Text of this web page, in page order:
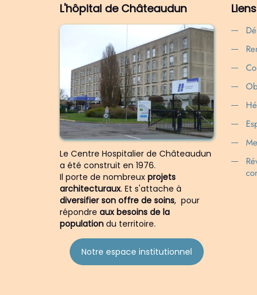
L'hôpital de Châteaudun
Le Centre Hospitalier de Châteaudun
a été construit en 1976.
Il porte de nombreux projets
architecturaux. Et s'attache à
diversifier son offre de soins, pour
répondre aux besoins de la
population du territoire.
Notre espace institutionnel